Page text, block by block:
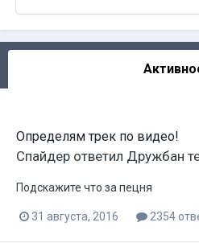
Определям трек по видео!
Спайдер ответил Дружбан
Подскажите что за пецня
31 августа, 2016 2354